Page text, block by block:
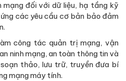
mạng đối với dữ liệu, hạ tầng kỹ
các yêu cầu cơ bản bảo đảm
công tác quản trị mạng, vận
ninh mạng, an toàn thông tin và
thảo, lưu trữ, truyền đưa bí
mạng máy tính.